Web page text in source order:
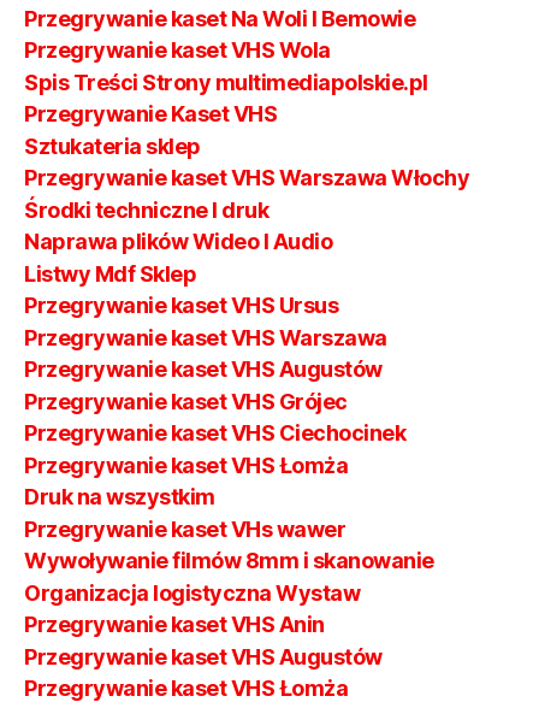
Przegrywanie kaset Na Woli I Bemowie
Przegrywanie kaset VHS Wola
Spis Treści Strony multimediapolskie.pl
Przegrywanie Kaset VHS
Sztukateria sklep
Przegrywanie kaset VHS Warszawa Włochy
Środki techniczne I druk
Naprawa plików Wideo I Audio
Listwy Mdf Sklep
Przegrywanie kaset VHS Ursus
Przegrywanie kaset VHS Warszawa
Przegrywanie kaset VHS Augustów
Przegrywanie kaset VHS Grójec
Przegrywanie kaset VHS Ciechocinek
Przegrywanie kaset VHS Łomża
Druk na wszystkim
Przegrywanie kaset VHs wawer
Wywoływanie filmów 8mm i skanowanie
Organizacja logistyczna Wystaw
Przegrywanie kaset VHS Anin
Przegrywanie kaset VHS Augustów
Przegrywanie kaset VHS Łomża